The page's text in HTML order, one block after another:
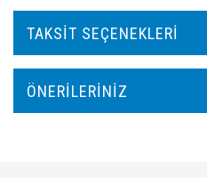
TAKSIT SEÇENEKLERI
ÖNERILERINIZ